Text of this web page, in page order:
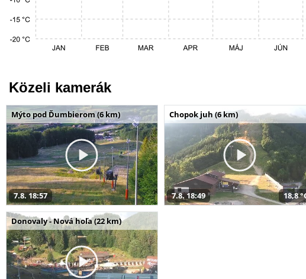
Közeli kamerák
Mýto pod Ďumbierom (6 km)
7.8. 18:57
Chopok juh (6 km)
7.8. 18:49 18,8
Donovaly - Nová hoľa (22 km)